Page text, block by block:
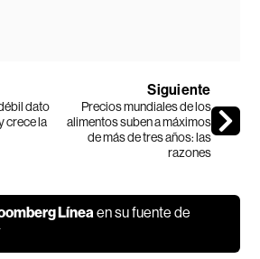
dato
crece la
Siguiente
Precios mundiales de los
alimentos suben a máximos
de más de tres años: las
razones
Línea en su fuente de